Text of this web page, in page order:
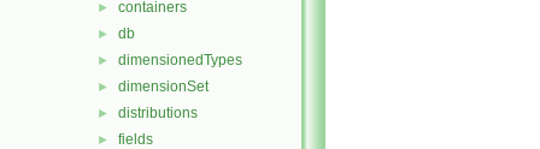
► containers
► db
► dimensionedTypes
► dimensionSet
► distributions
► fields